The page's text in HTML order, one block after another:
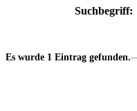
Suchbegriff:
Es wurde 1 Eintrag gefunden.